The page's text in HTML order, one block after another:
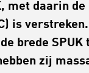
met daarin de
is verstreken.
brede SPUK
zij